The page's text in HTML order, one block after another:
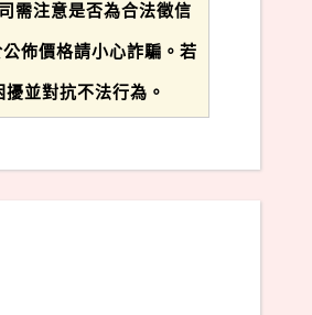
需注意是否為合法徵信
佈價格請小心詐騙。若
並對抗不法行為。